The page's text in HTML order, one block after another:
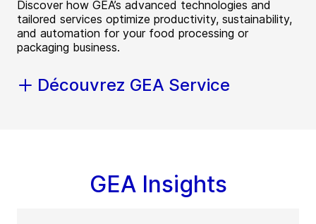
Discover how GEA’s advanced technologies and
tailored services optimize productivity, sustainability,
and automation for your food processing or
packaging business.
Découvrez GEA Service
GEA Insights